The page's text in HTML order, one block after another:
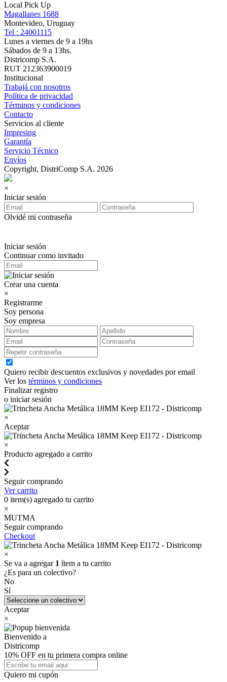
Local Pick Up
Magallanes 1688
Montevideo, Uruguay
Tel : 24001115
Lunes a viernes de 9 a 19hs
Sábados de 9 a 13hs.
Districomp S.A.
RUT 212363900019
Institucional
Trabajá con nosotros
Política de privacidad
Términos y condiciones
Contacto
Servicios al cliente
Impresing
Garantía
Servicio Técnico
Envíos
Copyright, DistriComp S.A. 2026
×
Iniciar sesión
Olvidé mi contraseña
Iniciar sesión
Continuar como invitado
Crear una cuenta
×
Registrarme
Soy persona
Soy empresa
Quiero recibir descuentos exclusivos y novedades por email
Ver los términos y condiciones
Finalizar registro
o iniciar sesión
×
Aceptar
×
Producto agregado a carrito
Seguir comprando
Ver carrito
0 item(s) agregado tu carrito
×
MUTMA
Seguir comprando
Checkout
×
Se va a agregar 1 ítem a tu carrito
¿Es para un colectivo?
No
Sí
Aceptar
×
Bienvenido a
Districomp
10% OFF en tu primera compra online
Quiero mi cupón